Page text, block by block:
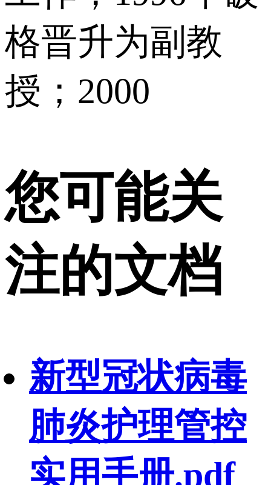
格晋升为副教
授；2000
您可能关
注的文档
新型冠状病毒
肺炎护理管控
实用手册.pdf